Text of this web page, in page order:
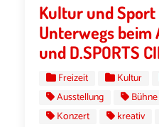
Kultur und Sport
Unterwegs beim
und D.SPORTS
Freizeit Kultur
Ausstellung
Bühne
Konzert
kreativ